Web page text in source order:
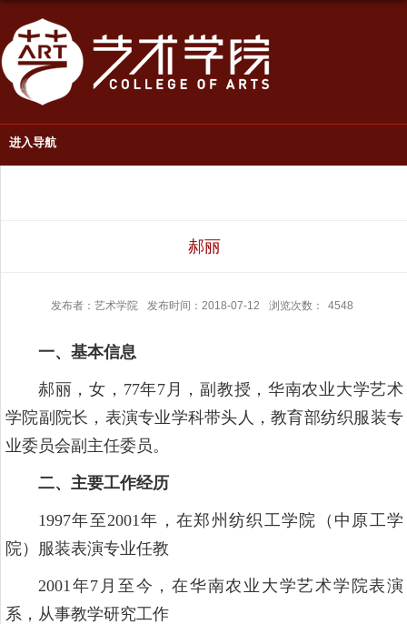
进入导航
郝丽
发布者：艺术学院 发布时间：2018-07-12 浏览次数： 4548
一、基本信息
郝丽，女，77年7月，副教授，华南农业大学艺术
学院副院长，表演专业学科带头人，教育部纺织服装专
业委员会副主任委员。
二、主要工作经历
1997年至2001年，在郑州纺织工学院（中原工学
院）服装表演专业任教
2001年7月至今，在华南农业大学艺术学院表演
系，从事教学研究工作